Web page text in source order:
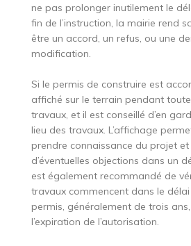
ne pas prolonger inutilement le
fin de l’instruction, la mairie rend
être un accord, un refus, ou une
modification.
Si le permis de construire est
affiché sur le terrain pendant
travaux, et il est conseillé d’en
lieu des travaux. L’affichage
prendre connaissance du projet
d’éventuelles objections dans un
est également recommandé de
travaux commencent dans le
permis, généralement de trois
l’expiration de l’autorisation.